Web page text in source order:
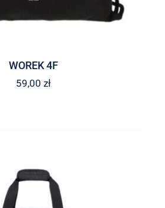
WOREK 4F
59,00 zł